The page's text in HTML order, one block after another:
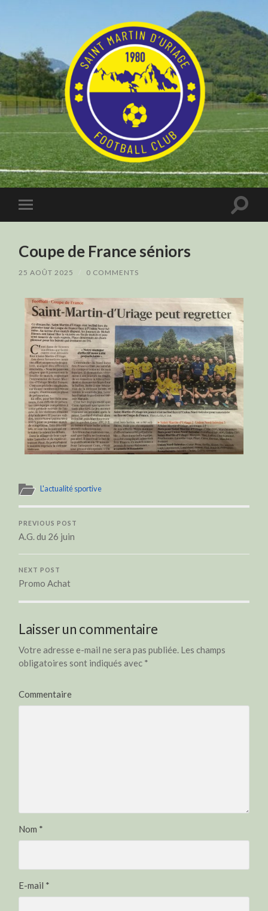
Coupe de France séniors
25 AOÛT 2025 0 COMMENTS
L'actualité sportive
PREVIOUS POST
A.G. du 26 juin
NEXT POST
Promo Achat
Laisser un commentaire
Votre adresse e-mail ne sera pas publiée. Les champs
obligatoires sont indiqués avec *
Commentaire
Nom *
E-mail *